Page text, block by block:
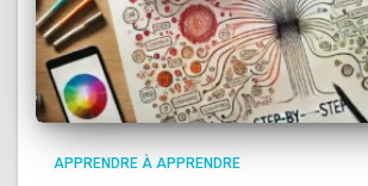
APPRENDRE À APPRENDRE